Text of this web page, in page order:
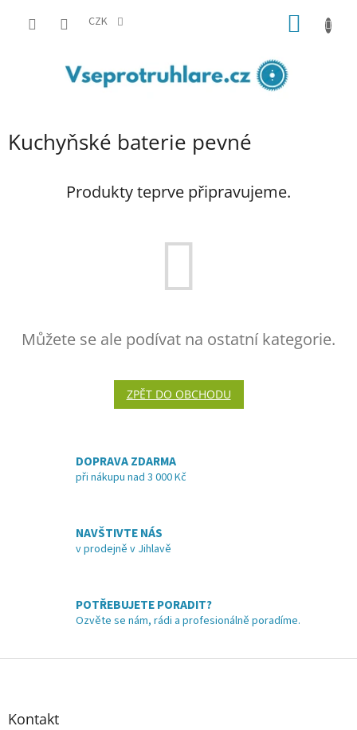
CZK
Kuchyňské baterie pevné
Produkty teprve připravujeme.
Můžete se ale podívat na ostatní kategorie.
ZPĚT DO OBCHODU
DOPRAVA ZDARMA
při nákupu nad 3 000 Kč
NAVŠTIVTE NÁS
v prodejně v Jihlavě
POTŘEBUJETE PORADIT?
Ozvěte se nám, rádi a profesionálně poradíme.
Z
Kontakt